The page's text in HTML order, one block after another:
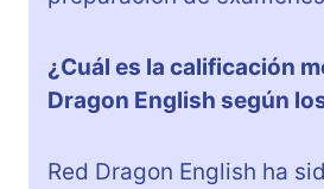
¿Cuál es la calificación
Dragon English según
Red Dragon English ha